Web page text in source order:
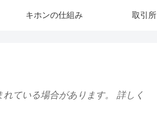
キホンの仕組み 取引所
ている場合があります。 詳しく